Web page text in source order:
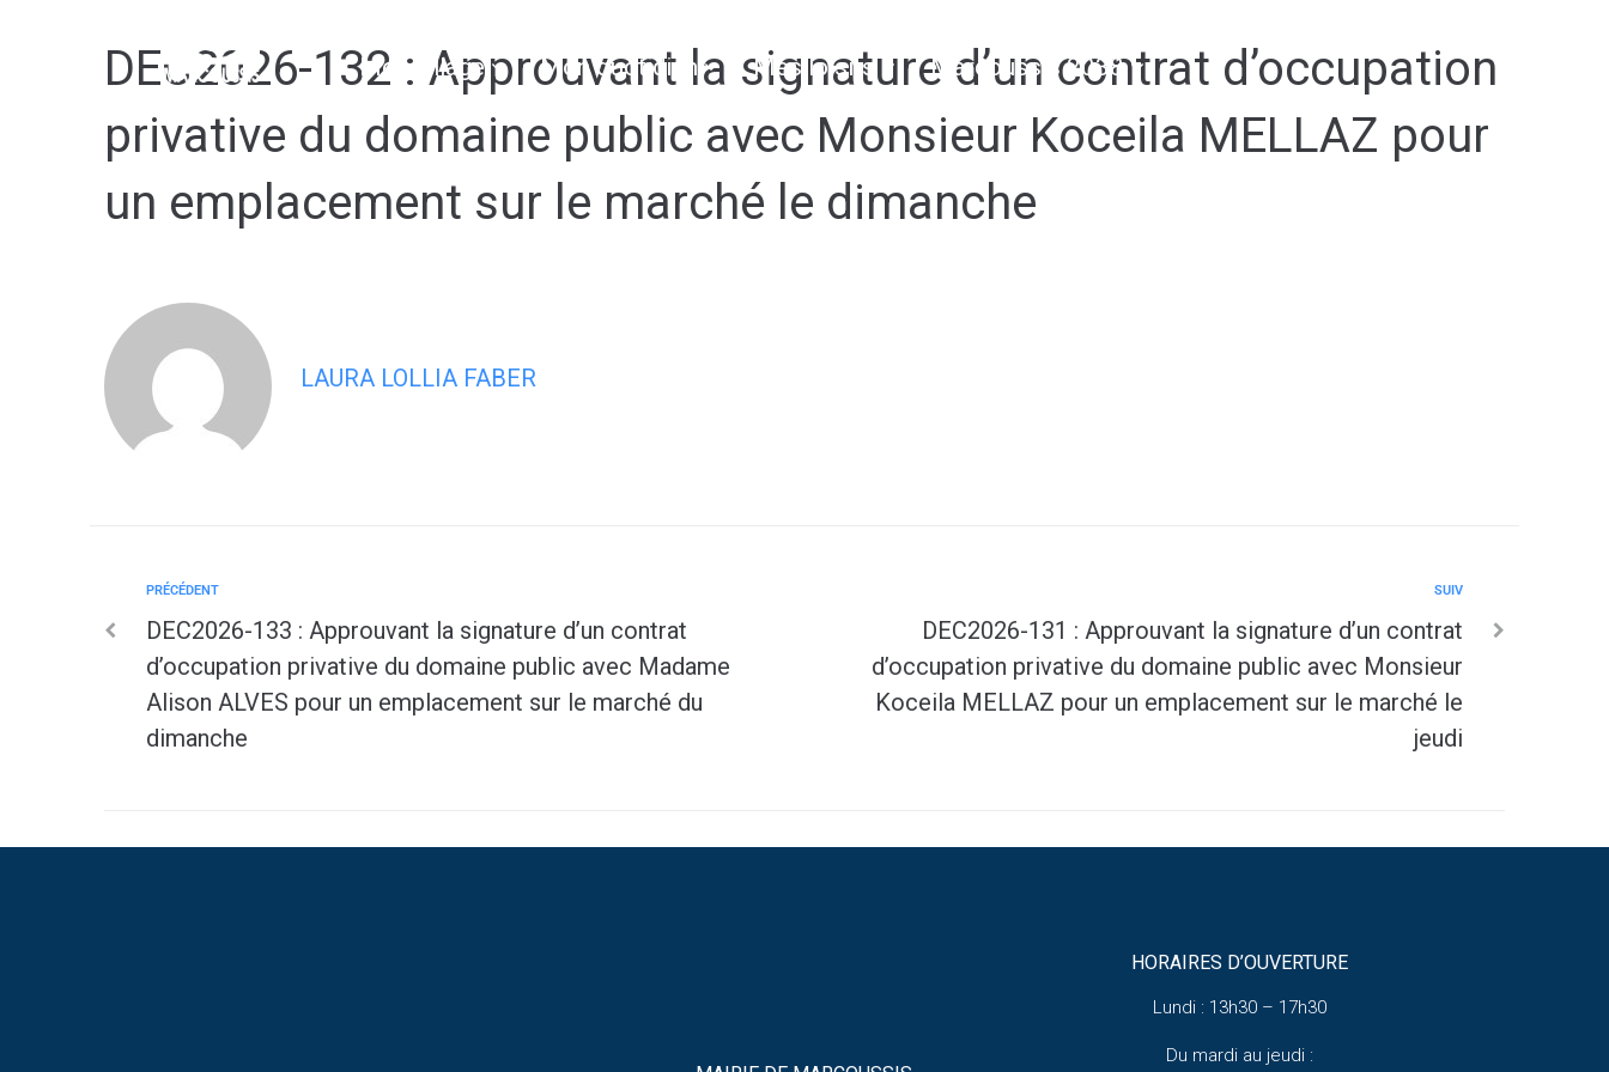
Mon village Mon quotidien Mes loisirs Marcoussis 2038
DEC2026-132 : Approuvant la signature d’un contrat d’occupation
privative du domaine public avec Monsieur Koceila MELLAZ pour
un emplacement sur le marché le dimanche
LAURA LOLLIA FABER
PRÉCÉDENT
DEC2026-133 : Approuvant la signature d’un contrat
d’occupation privative du domaine public avec Madame
Alison ALVES pour un emplacement sur le marché du
dimanche
SUIV
DEC2026-131 : Approuvant la signature d’un contrat
d’occupation privative du domaine public avec Monsieur
Koceila MELLAZ pour un emplacement sur le marché le
jeudi
HORAIRES D’OUVERTURE
Lundi : 13h30 – 17h30
Du mardi au jeudi :